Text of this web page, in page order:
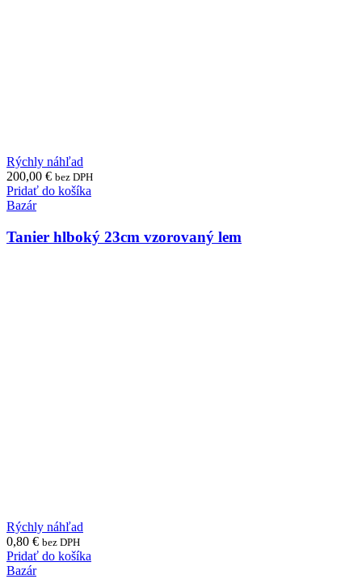
Rýchly náhľad
200,00 € bez DPH
Pridať do košíka
Bazár
Tanier hlboký 23cm vzorovaný lem
Rýchly náhľad
0,80 € bez DPH
Pridať do košíka
Bazár